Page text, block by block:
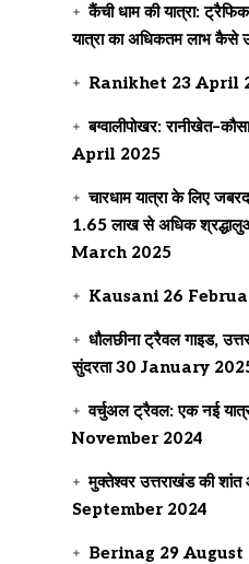
कैंची धाम की यात्रा:
यात्रा का अधिकतम लाभ कैसे
Ranikhet 23 April
बग्वालीपोखर:
April 2025
चारधाम यात्रा के लिए
1.65 लाख से अधिक
March 2025
Kausani 26
धौलछीना ट्रैवल गाइड,
सुंदरता 30 January
वर्चुअल ट्रैवल: एक नई
November 2024
मुक्तेश्वर उत्तराखंड की
September 2024
Berinag 29 August